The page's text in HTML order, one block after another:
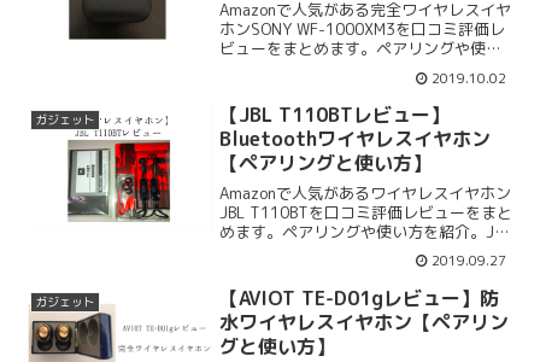
Amazonで人気がある完全ワイヤレスイヤ
ホンSONY WF-1000XM3を口コミ評価レ
ビューをまとめます。ペアリングや使い
方を紹介します。SONY WF-1000XM3の
遅延や音質、付属品、スペック、口コミ
評価レビューをまとめます。デザイン性
も優れています。
2019.10.02
ガジェット
【JBL T110BTレビュー】
Bluetoothワイヤレスイヤホン
【ペアリングと使い方】
Amazonで人気があるワイヤレスイヤホン
JBL T110BTを口コミ評価レビューをまと
めます。ペアリングや使い方を紹介。JBL
T110BTの遅延や音質、付属品、スペッ
ク、口コミ評価レビューをまとめます。
JBL T110BTは落下防止のマグネット付き
です。
2019.09.27
ガジェット
【AVIOT TE-D01gレビュー】防
水ワイヤレスイヤホン【ペアリン
グと使い方】